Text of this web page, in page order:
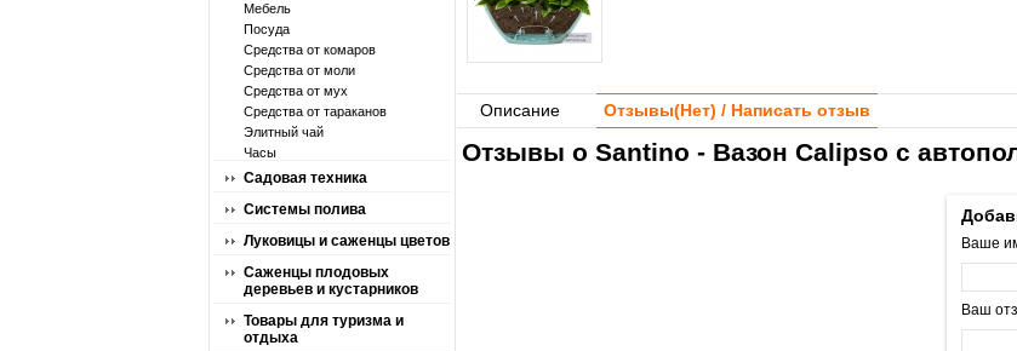
Мебель
Посуда
Средства от комаров
Средства от моли
Средства от мух
Средства от тараканов
Элитный чай
Часы
Садовая техника
Системы полива
Луковицы и саженцы цветов
Саженцы плодовых
деревьев и кустарников
Товары для туризма и
отдыха
Описание Отзывы(Нет) / Написать отзыв
Отзывы о Santino - Вазон Calipso с
Ваше
Ваш